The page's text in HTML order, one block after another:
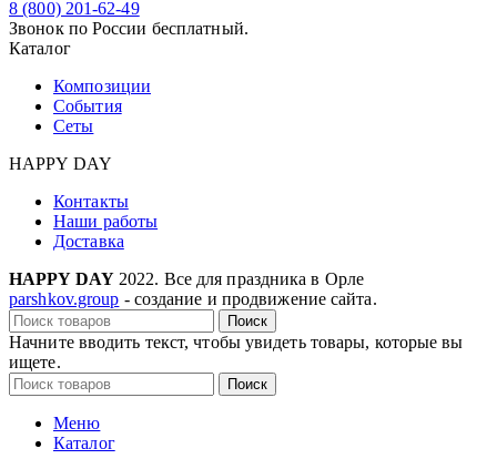
8 (800) 201-62-49
Звонок по России бесплатный.
Каталог
Композиции
События
Сеты
HAPPY DAY
Контакты
Наши работы
Доставка
HAPPY DAY 2022. Все для праздника в Орле
parshkov.group - создание и продвижение сайта.
Поиск
Начните вводить текст, чтобы увидеть товары, которые вы
ищете.
Поиск
Меню
Каталог